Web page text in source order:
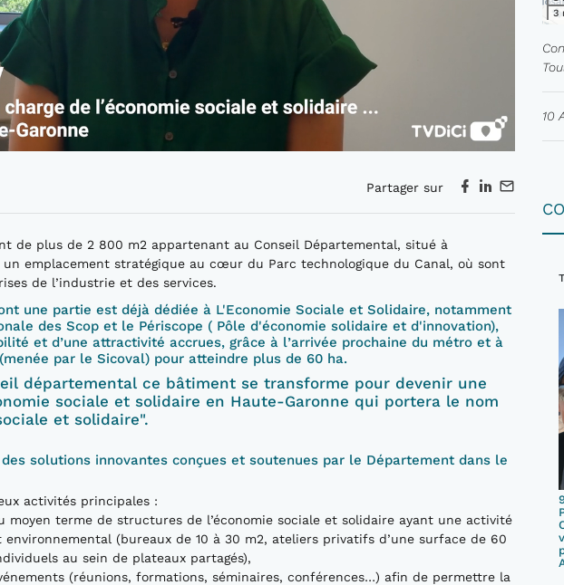
Partager sur
de plus de 2 800 m2 appartenant au Conseil Départemental, situé à
un emplacement stratégique au cœur du Parc technologique du Canal, où sont
de l’industrie et des services.
une partie est déjà dédiée à L'Economie Sociale et Solidaire, notamment
des Scop et le Périscope ( Pôle d'économie solidaire et d'innovation),
et d’une attractivité accrues, grâce à l’arrivée prochaine du métro et à
par le Sicoval) pour atteindre plus de 60 ha.
départemental ce bâtiment se transforme pour devenir une
sociale et solidaire en Haute-Garonne qui portera le nom
et solidaire".
solutions innovantes conçues et soutenues par le Département dans le
activités principales :
moyen terme de structures de l’économie sociale et solidaire ayant une activité
(bureaux de 10 à 30 m2, ateliers privatifs d’une surface de 60
au sein de plateaux partagés),
(réunions, formations, séminaires, conférences…) afin de permettre la
3
10